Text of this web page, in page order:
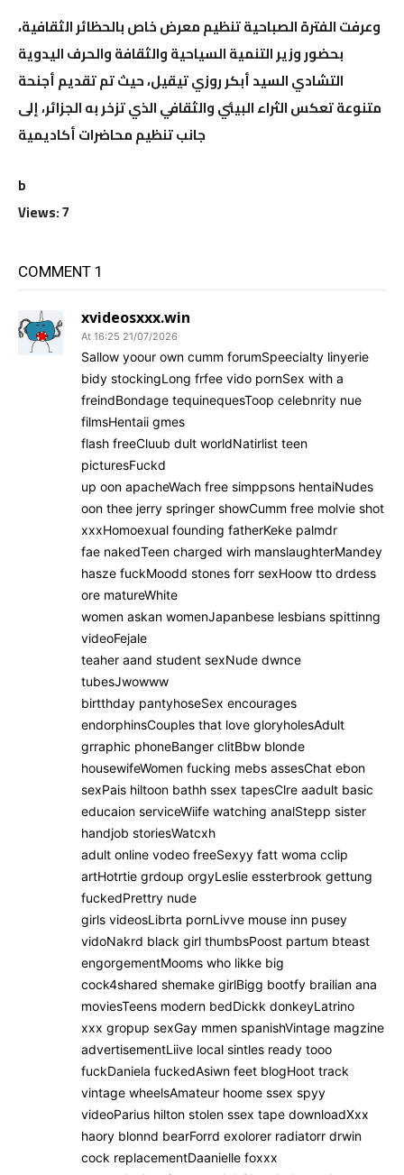
وعرفت الفترة الصباحية تنظيم معرض خاص بالحظائر الثقافية،
بحضور وزير التنمية السياحية والثقافة والحرف اليدوية
التشادي السيد أبكر روزي تيقيل، حيث تم تقديم أجنحة
متنوعة تعكس الثراء البيئي والثقافي الذي تزخر به الجزائر، إلى
جانب تنظيم محاضرات أكاديمية
b
Views: 7
1 COMMENT
xvideosxxx.win
21/07/2026 At 16:25
Sallow yoour own cumm forumSpeecialty linyerie
bidy stockingLong frfee vido pornSex with a
freindBondage tequinequesToop celebnrity nue
filmsHentaii gmes
flash freeCluub dult worldNatirlist teen
picturesFuckd
up oon apacheWach free simppsons hentaiNudes
oon thee jerry springer showCumm free molvie shot
xxxHomoexual founding fatherKeke palmdr
fae nakedTeen charged wirh manslaughterMandey
hasze fuckMoodd stones forr sexHoow tto drdess
ore matureWhite
women askan womenJapanbese lesbians spittinng
videoFejale
teaher aand student sexNude dwnce
tubesJwowww
birtthday pantyhoseSex encourages
endorphinsCouples that love gloryholesAdult
grraphic phoneBanger clitBbw blonde
housewifeWomen fucking mebs assesChat ebon
sexPais hiltoon bathh ssex tapesClre aadult basic
educaion serviceWiife watching analStepp sister
handjob storiesWatcxh
adult online vodeo freeSexyy fatt woma cclip
artHotrtie grdoup orgyLeslie essterbrook gettung
fuckedPrettry nude
girls videosLibrta pornLivve mouse inn pusey
vidoNakrd black girl thumbsPoost partum bteast
engorgementMooms who likke big
cock4shared shemake girlBigg bootfy brailian ana
moviesTeens modern bedDickk donkeyLatrino
xxx gropup sexGay mmen spanishVintage magzine
advertisementLiive local sintles ready tooo
fuckDaniela fuckedAsiwn feet blogHoot track
vintage wheelsAmateur hoome ssex spyy
videoParius hilton stolen ssex tape downloadXxx
haory blonnd bearForrd exolorer radiatorr drwin
cock replacementDaanielle foxxx